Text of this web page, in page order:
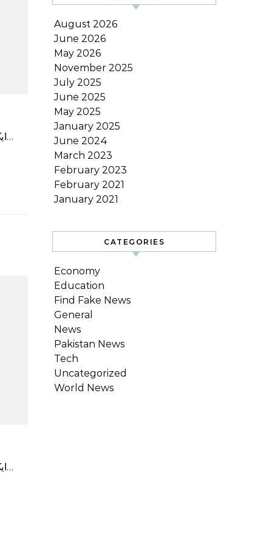
ChatGPT، ایک تیزی سے بڑھتے ہوئے مصنوعی ذہانت کے پروگرام، نے سوالات کی ایک وسیع رینج کے فوری جوابات لکھنے…
ChatGPT، ایک تیزی سے بڑھتے ہوئے مصنوعی ذہانت کے پروگرام، نے سوالات کی ایک وسیع رینج کے فوری جوابات لکھنے…
August 2026
June 2026
May 2026
November 2025
July 2025
June 2025
May 2025
January 2025
June 2024
March 2023
February 2023
February 2021
January 2021
CATEGORIES
Economy
Education
Find Fake News
General
News
Pakistan News
Tech
Uncategorized
World News